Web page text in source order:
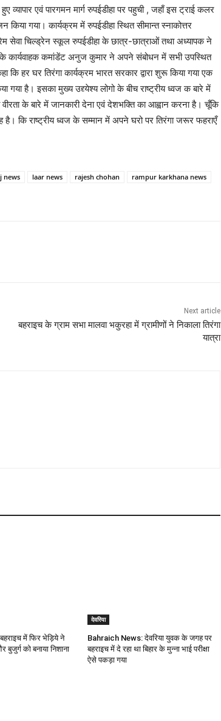
व्यापार एवं पारगमन मार्ग रुपईडीहा पर पहुची , जहाँ इस ट्राई कलर
गया। कार्यक्रम में रुपईडीहा स्थित सीमान्त स्नाकोत्तर
सेवा चिल्ड्रेन स्कूल रुपईडीहा के छात्र-छात्राओं तथा अध्यापक ने
के कार्यवाहक कमांडेंट अनुज कुमार ने अपने संबोधन में सभी उपस्थित
कि हर घर तिरंगा कार्यक्रम भारत सरकार द्वारा शुरू किया गया एक
है। इसका मुख्य उद्द्येश्य लोगो के बीच राष्ट्रीय ध्वज क बारे में
के बारे में जानकारी देना एवं देशभक्ति का आह्वान करना है। चूँकि
कि राष्ट्रीय ध्वज के सम्मान में अपने घरो पर तिरंगा जरूर फहराएँ
news laar news rajesh chohan
rampur karkhana news
Next article
बहराइच के ग्राम सभा मालवा भकुरहा में ग्रामीणों ने निकाला तिरंगा
यात्रा
में फिर भेड़िये ने
को बनाया निशाना
देवरिया
Bahraich News: देवरिया युवक के जगह पर
बहराइच में दे रहा था बिहार के मुन्ना भाई परीक्षा
ऐसे पकड़ा गया